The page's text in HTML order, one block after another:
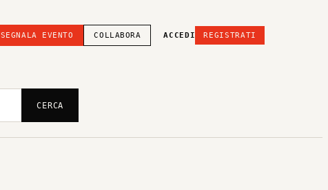
SEGNALA EVENTO COLLABORA ACCEDI REGISTRATI
CERCA